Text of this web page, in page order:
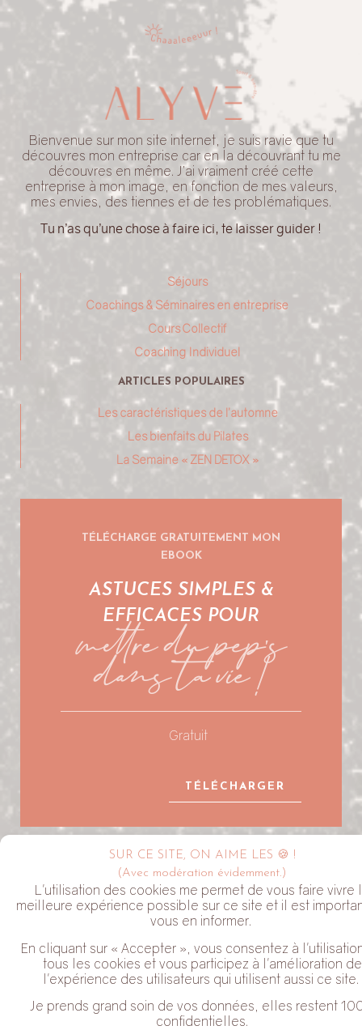
SUR CE SITE, ON AIME LES 🍪 !
(Avec modération évidemment.)
L'utilisation des cookies me permet de vous faire vivre
meilleure expérience possible sur ce site et il est
vous en informer.
En cliquant sur « Accepter », vous consentez à
tous les cookies et vous participez à l'amélioration de
l'expérience des utilisateurs qui utilisent aussi ce site.
Je prends grand soin de vos données, elles restent
confidentielles.
Bienvenue sur mon site internet, je suis ravie que tu
découvres mon entreprise car en la découvrant tu me
découvres en même. J’ai vraiment créé cette
entreprise à mon image, en fonction de mes valeurs,
mes envies, des tiennes et de tes problématiques.
Tu n’as qu’une chose à faire ici, te laisser guider !
Séjours
Coachings & Séminaires en entreprise
Cours Collectif
Coaching Individuel
ARTICLES POPULAIRES
Les caractéristiques de l’automne
Les bienfaits du Pilates
La Semaine « ZEN DETOX »
TÉLÉCHARGE GRATUITEMENT MON
EBOOK
ASTUCES SIMPLES &
EFFICACES POUR
mettre du pep's
dans ta vie !
Gratuit
TÉLÉCHARGER
LA NEWSLETTER ALYVE
J'habite dans le Perche
Coche cette case pour valider que tu acceptes de recevoir mes
Newsletter. Tu peux te désabonner à tout moment en cliquant sur